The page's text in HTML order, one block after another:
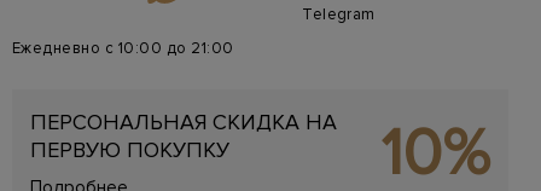
Telegram
Ежедневно с 10:00 до 21:00
ПЕРСОНАЛЬНАЯ СКИДКА НА
ПЕРВУЮ ПОКУПКУ
10%